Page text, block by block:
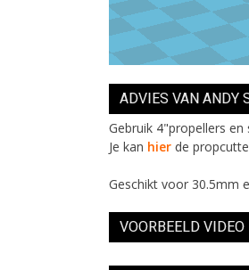
ADVIES VAN ANDY
Gebruik 4"propellers
Je kan hier de
Geschikt voor 30.5mm
VOORBEELD VIDEO